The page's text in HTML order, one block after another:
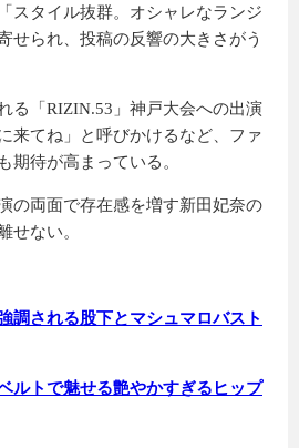
スタイル抜群。オシャレなランジ
せられ、投稿の反響の大きさがう
る「RIZIN.53」神戸大会への出演
来てね」と呼びかけるなど、ファ
期待が高まっている。
の両面で存在感を増す新田妃奈の
せない。
調される股下とマシュマロバスト
ルトで魅せる艶やかすぎるヒップ